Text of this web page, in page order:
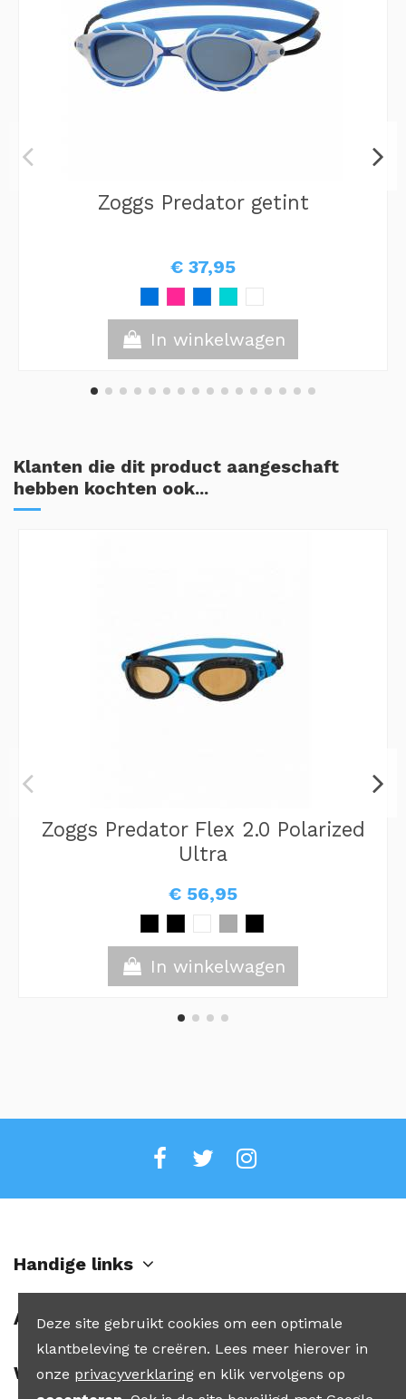
Zoggs Predator getint
€ 37,95
In winkelwagen
Klanten die dit product aangeschaft
hebben kochten ook...
Zoggs Predator Flex 2.0 Polarized
Ultra
€ 56,95
In winkelwagen
Handige links
Account
Winkel
Deze site gebruikt cookies om een optimale
klantbeleving te creëren. Lees meer hierover in
onze privacyverklaring en klik vervolgens op